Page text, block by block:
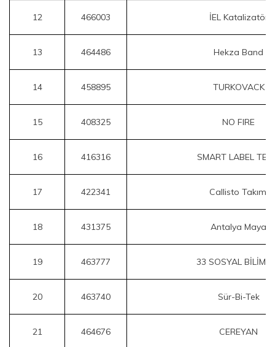
12 466003 İEL Katalizatör
13 464486 Hekza Band
14 458895 TURKOVACK
15 408325 NO FIRE
16 416316 SMART LABEL
17 422341 Callisto Takımı
18 431375 Antalya Maya
19 463777 33 SOSYAL
20 463740 Sür-Bi-Tek
21 464676 CEREYAN